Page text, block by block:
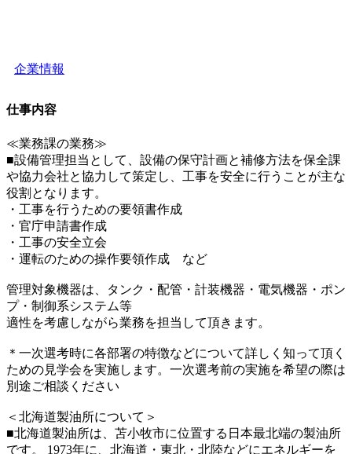
企業情報
仕事内容
≪業務課の業務≫
■設備管理担当として、設備の保守計画と補修方法を保全課
や協力会社と協力して策定し、工事を安全に行うことが主な
役割となります。
・工事を行うための要領書作成
・官庁申請書作成
・工事の安全立会
・運転のための操作要領作成 など
管理対象機器は、タンク・配管・計装機器・電気機器・ポン
プ・制御系システム等
適性を考慮しながら業務を担当して頂きます。
＊一次選考時に各部署の特徴などについて詳しく知って頂く
ための見学会を実施します。一次選考前の実施を希望の際は
別途ご相談ください
＜北海道製油所について＞
■北海道製油所は、苫小牧市に位置する日本最北端の製油所
です。 1973年に、北海道・東北・北陸などにエネルギーを